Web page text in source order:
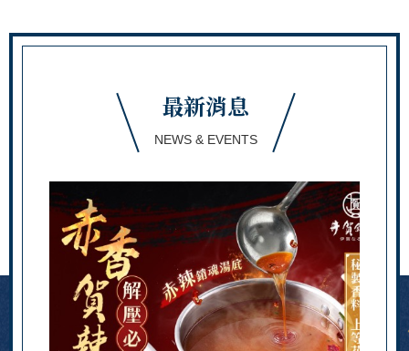
最新消息
NEWS & EVENTS